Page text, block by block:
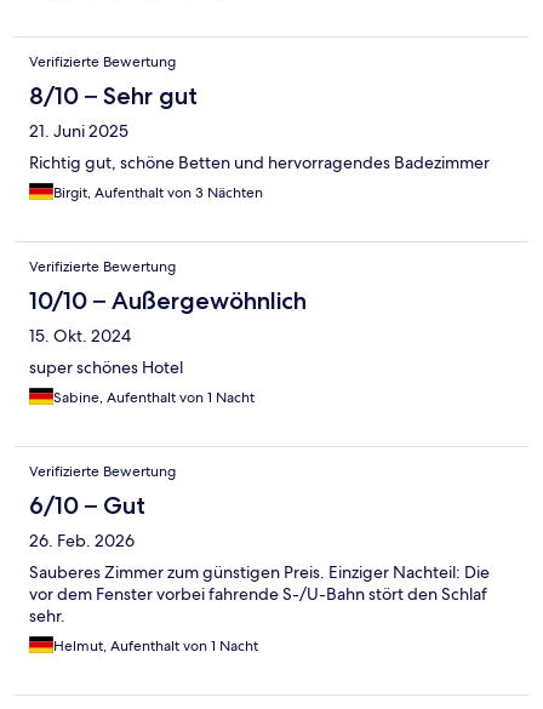
Verifizierte Bewertung
8/10 – Sehr gut
21. Juni 2025
Richtig gut, schöne Betten und hervorragendes Badezimmer
Birgit, Aufenthalt von 3 Nächten
Verifizierte Bewertung
10/10 – Außergewöhnlich
15. Okt. 2024
super schönes Hotel
Sabine, Aufenthalt von 1 Nacht
Verifizierte Bewertung
6/10 – Gut
26. Feb. 2026
Sauberes Zimmer zum günstigen Preis. Einziger Nachteil: Die
vor dem Fenster vorbei fahrende S-/U-Bahn stört den Schlaf
sehr.
Helmut, Aufenthalt von 1 Nacht